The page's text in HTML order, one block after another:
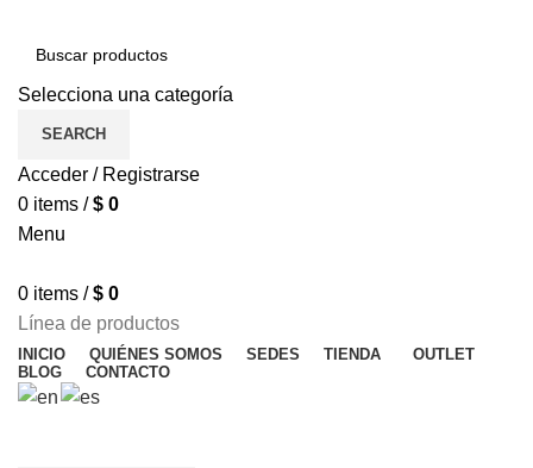
Selecciona una categoría
SEARCH
Acceder / Registrarse
0 items / $ 0
Menu
0 items / $ 0
Línea de productos
INICIO QUIÉNES SOMOS SEDES TIENDA
OUTLET
BLOG
CONTACTO